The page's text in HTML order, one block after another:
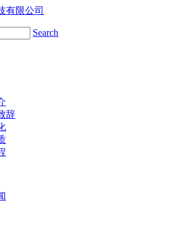
Search
辞